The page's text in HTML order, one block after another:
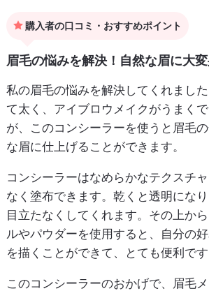
購入者の口コミ・おすすめポイント
眉毛の悩みを解決！自然な眉に大
私の眉毛の悩みを解決してくれまし
て太く、アイブロウメイクがうまく
が、このコンシーラーを使うと眉毛
な眉に仕上げることができます。
コンシーラーはなめらかなテクスチ
なく塗布できます。乾くと透明にな
目立たなくしてくれます。その上か
ルやパウダーを使用すると、自分の
を描くことができて、とても便利です
このコンシーラーのおかげで、眉毛